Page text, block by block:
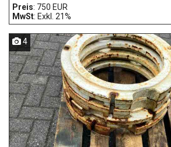
Preis: 750 EUR
MwSt: Exkl. 21%
4